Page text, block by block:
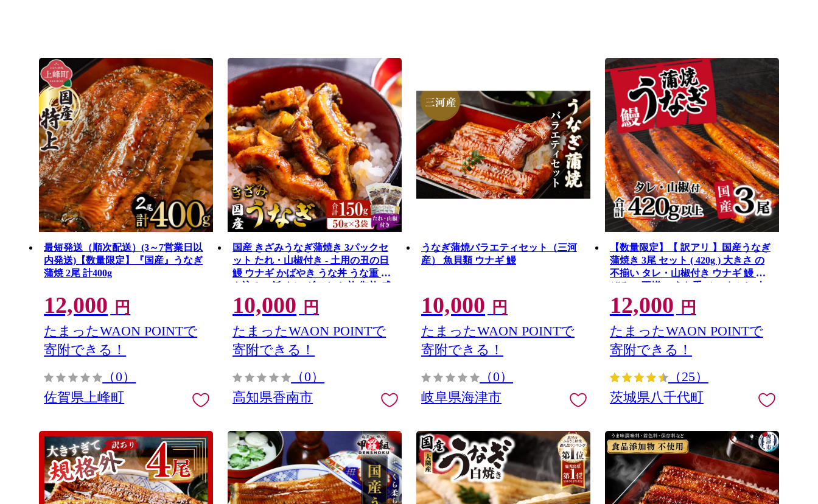
最短発送（順次配送）(3～7営業日以
内発送)【数量限定】『国産』うなぎ
蒲焼 2尾 計400g
12,000 円
たまったWAON POINTで
寄附できる！
（0）
佐賀県上峰町
国産 きざみうなぎ蒲焼き 3パックセ
ット たれ・山椒付き - 土用の丑の日
鰻 ウナギ かばやき うな丼 うな重 炊
き込みご飯 タレ ギフト お礼 御礼 感
謝 敬老の日 須崎市道の駅 高知県 香
南市 冷凍 ss-0049
10,000 円
たまったWAON POINTで
寄附できる！
（0）
高知県香南市
うなぎ蒲焼バラエティセット（三河
産） 魚貝類 ウナギ 鰻
10,000 円
たまったWAON POINTで
寄附できる！
（0）
岐阜県海津市
【数量限定】【 訳アリ 】国産うなぎ
蒲焼き 3尾 セット ( 420g ) 大きさ の
不揃い タレ・山椒付き ウナギ 鰻 ふ
ぞろい 不揃い うな重 ひつまぶし 人
気 茨城 八千代町 ふるさと納税 冷凍
[SF951ya]
12,000 円
たまったWAON POINTで
寄附できる！
（25）
茨城県八千代町